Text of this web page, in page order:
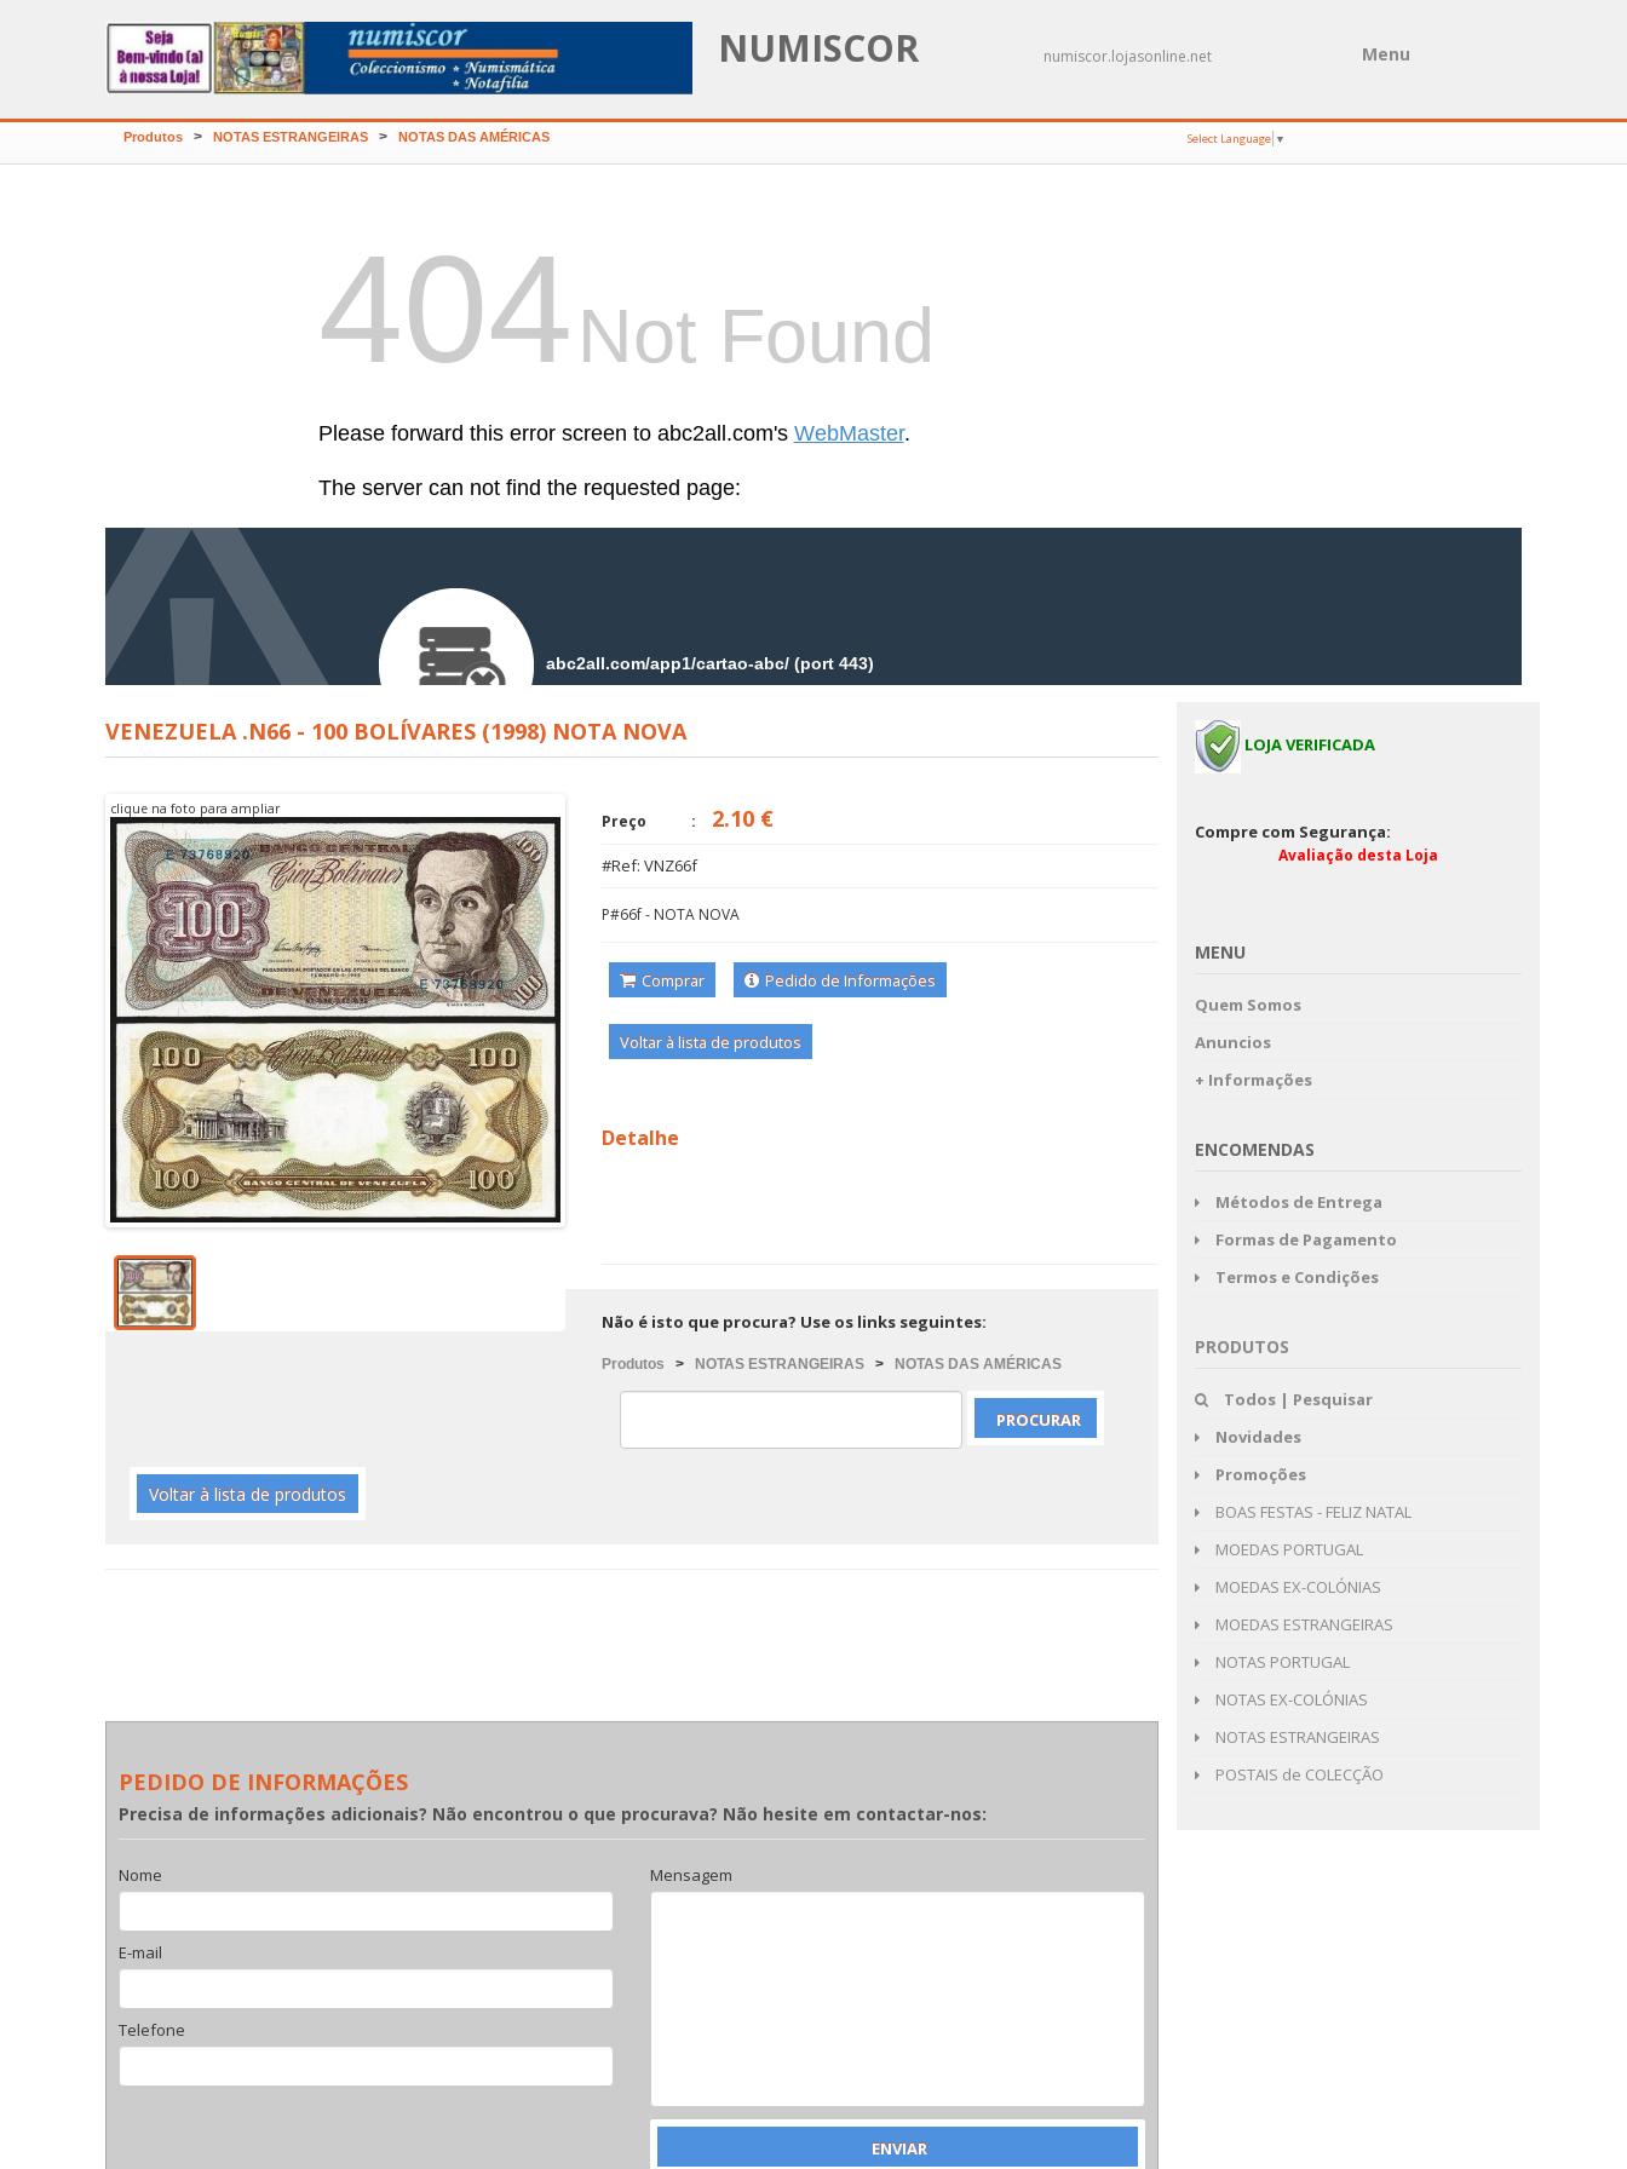
NUMISCOR numiscor.lojasonline.net Menu
Produtos > NOTAS ESTRANGEIRAS > NOTAS DAS AMÉRICAS Select Language ▼
VENEZUELA .N66 - 100 BOLÍVARES (1998) NOTA NOVA
clique na foto para ampliar
Preço 2.10 €
#Ref: VNZ66f
P#66f - NOTA NOVA
Comprar Pedido de Informações
Voltar à lista de produtos
Detalhe
Não é isto que procura? Use os links seguintes:
Produtos > NOTAS ESTRANGEIRAS > NOTAS DAS AMÉRICAS
Voltar à lista de produtos
PEDIDO DE INFORMAÇÕES
Precisa de informações adicionais? Não encontrou o que procurava? Não hesite em contactar-nos:
Nome
E-mail
Telefone
Mensagem
LOJA VERIFICADA
Compre com Segurança:
Avaliação desta Loja
MENU
Quem Somos
Anuncios
+ Informações
ENCOMENDAS
Métodos de Entrega
Formas de Pagamento
Termos e Condições
PRODUTOS
Todos | Pesquisar
Novidades
Promoções
BOAS FESTAS - FELIZ NATAL
MOEDAS PORTUGAL
MOEDAS EX-COLÓNIAS
MOEDAS ESTRANGEIRAS
NOTAS PORTUGAL
NOTAS EX-COLÓNIAS
NOTAS ESTRANGEIRAS
POSTAIS de COLECÇÃO